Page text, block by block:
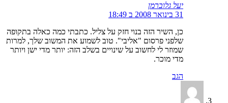
יעל גלוברמן
31 בינואר 2008 ב 18:49
כן, השיר הזה בנוי חזק על צליל. כתבתי כמה כאלה בתקופה
שלפני פרסום "אליבי". טוב לשמוע את המשוב שלך, למרות
שמוזר לי לחשוב על שינויים בשלב הזה: יותר מדי ישן ויותר
מדי מוכר.
הגב